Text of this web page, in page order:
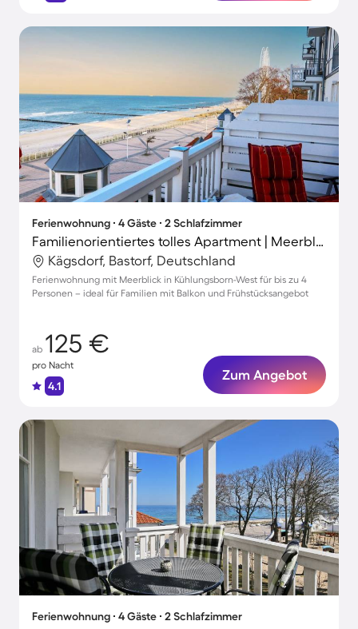
Ferienwohnung ∙ 4 Gäste ∙ 2 Schlafzimmer
Familienorientiertes tolles Apartment | Meerblick | Nah am Strand
Kägsdorf, Bastorf, Deutschland
Ferienwohnung mit Meerblick in Kühlungsborn-West für bis zu 4
Personen – ideal für Familien mit Balkon und Frühstücksangebot
ab 125 €
pro Nacht
4.1
Zum Angebot
Ferienwohnung ∙ 4 Gäste ∙ 2 Schlafzimmer